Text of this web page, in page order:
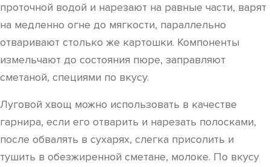
проточной водой и нарезают на равные части, варят
на медленно огне до мягкости, параллельно
отваривают столько же картошки. Компоненты
измельчают до состояния пюре, заправляют
сметаной, специями по вкусу.
Луговой хвощ можно использовать в качестве
гарнира, если его отварить и нарезать полосками,
после обвалять в сухарях, слегка присолить и
тушить в обезжиренной сметане, молоке. По вкусу